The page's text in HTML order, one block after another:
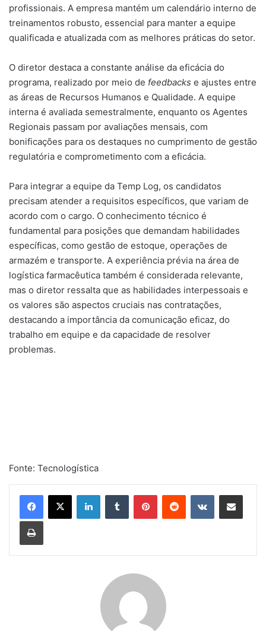
profissionais. A empresa mantém um calendário interno de
treinamentos robusto, essencial para manter a equipe
qualificada e atualizada com as melhores práticas do setor.
O diretor destaca a constante análise da eficácia do
programa, realizado por meio de feedbacks e ajustes entre
as áreas de Recursos Humanos e Qualidade. A equipe
interna é avaliada semestralmente, enquanto os Agentes
Regionais passam por avaliações mensais, com
bonificações para os destaques no cumprimento de gestão
regulatória e comprometimento com a eficácia.
Para integrar a equipe da Temp Log, os candidatos
precisam atender a requisitos específicos, que variam de
acordo com o cargo. O conhecimento técnico é
fundamental para posições que demandam habilidades
específicas, como gestão de estoque, operações de
armazém e transporte. A experiência prévia na área de
logística farmacêutica também é considerada relevante,
mas o diretor ressalta que as habilidades interpessoais e
os valores são aspectos cruciais nas contratações,
destacando a importância da comunicação eficaz, do
trabalho em equipe e da capacidade de resolver
problemas.
Fonte: Tecnologística
LinkedinTumblr PinterestReddit VK Compartilhar via e-mail
Imprimir